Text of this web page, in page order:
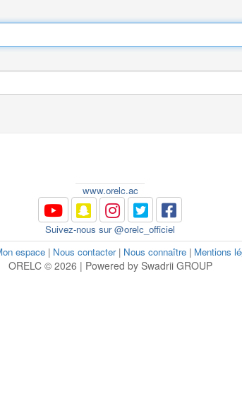
www.orelc.ac
Suivez-nous sur @orelc_officiel
espace | Nous contacter| Nous connaître | Mentions
ORELC © 2026 | Powered by Swadrii GROUP